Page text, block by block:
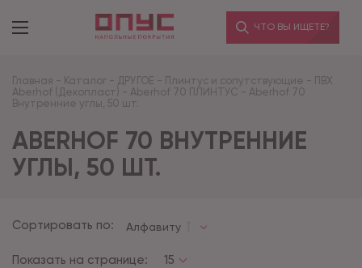
ЧТО ВЫ ИЩЕТЕ?
Главная - Каталог - ДРУГОЕ - Плинтус и сопутствующие - ПВХ
Aberhof (Декопласт) - Aberhof 70 ПЛИНТУС - Aberhof 70
Внутренние углы, 50 шт.
ABERHOF 70 ВНУТРЕННИЕ
УГЛЫ, 50 ШТ.
Сортировать по: Алфавиту
Показать на странице: 15